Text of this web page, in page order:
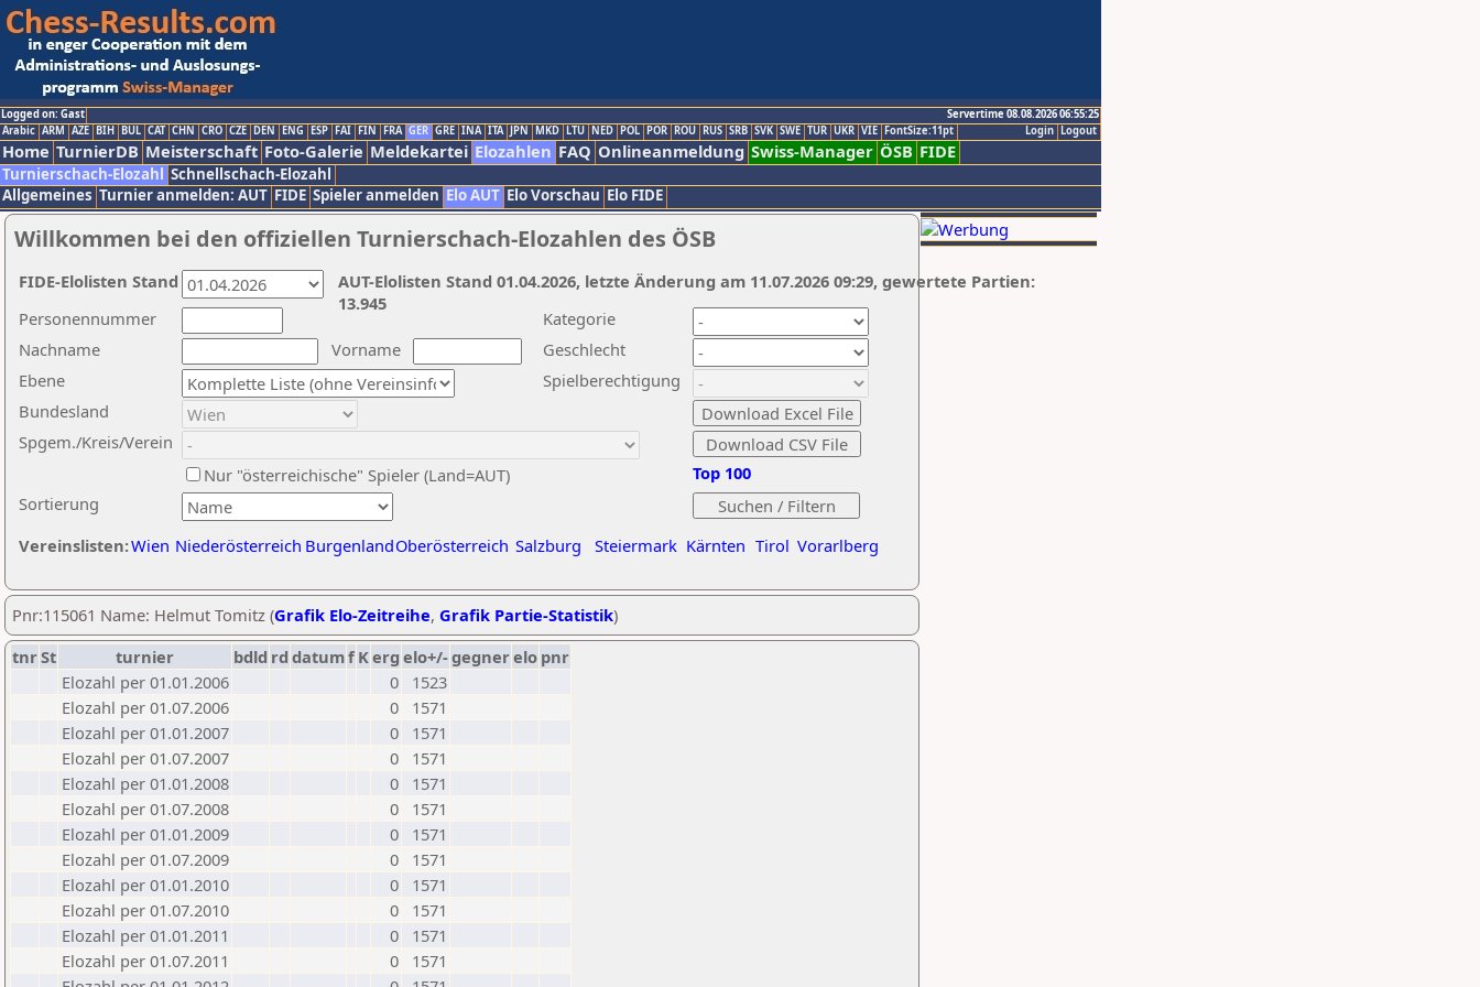
Logged on: Gast
Servertime 08.08.2026 06:55:25
Logout
Login
Arabic ARM AZE BIH BUL CAT CHN CRO CZE DEN ENG ESP FAI FIN FRA GER GRE INA ITA JPN MKD LTU NED POL POR ROU RUS SRB SVK SWE TUR UKR VIE FontSize:11pt
Home TurnierDB Meisterschaft Foto-Galerie Meldekartei Elozahlen FAQ Onlineanmeldung Swiss-Manager ÖSB FIDE
Turnierschach-Elozahl Schnellschach-Elozahl
Allgemeines Turnier anmelden: AUT FIDE Spieler anmelden Elo AUT Elo Vorschau Elo FIDE
Willkommen bei den offiziellen Turnierschach-Elozahlen des ÖSB
Nachname
Vorname
Ebene
Kategorie
Sortierung
Personennummer
Bundesland
Spgem./Kreis/Verein
Geschlecht
Nur "österreichische" Spieler (Land=AUT)
Spielberechtigung
Vereinslisten:Wien Niederösterreich BurgenlandOberösterreich Salzburg Steiermark Kärnten Tirol Vorarlberg
Top 100
AUT-Elolisten Stand 01.04.2026, letzte Änderung am 11.07.2026 09:29, gewertete Partien:
13.945
FIDE-Elolisten Stand
Pnr:115061 Name: Helmut Tomitz (Grafik Elo-Zeitreihe, Grafik Partie-Statistik)
tnrSt turnier bdld rd datumf Kerg elo+/-gegnerelo pnr
Elozahl per 01.01.2006
0
1523
Elozahl per 01.07.2006
0
1571
Elozahl per 01.01.2007
0
1571
Elozahl per 01.07.2007
0
1571
Elozahl per 01.01.2008
0
1571
Elozahl per 01.07.2008
0
1571
Elozahl per 01.01.2009
0
1571
Elozahl per 01.07.2009
0
1571
Elozahl per 01.01.2010
0
1571
Elozahl per 01.07.2010
0
1571
Elozahl per 01.01.2011
0
1571
Elozahl per 01.07.2011
0
1571